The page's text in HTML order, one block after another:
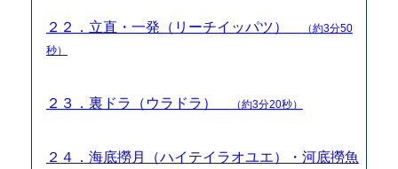
２２．立直・一発（リーチイッパツ）
（約3分50
秒）
２３．裏ドラ（ウラドラ） （約3分20秒）
２４．海底撈月（ハイテイラオユエ）・河底撈魚